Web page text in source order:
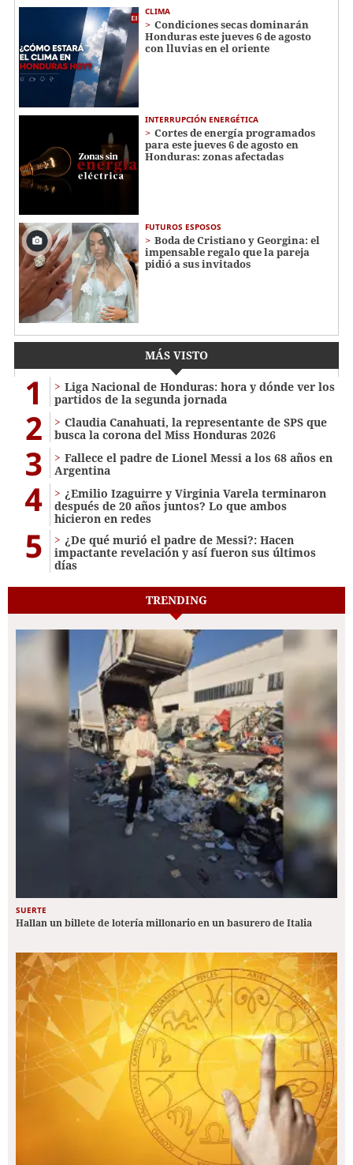
CLIMA
Condiciones secas dominarán
Honduras este jueves 6 de agosto
con lluvias en el oriente
INTERRUPCIÓN ENERGÉTICA
Cortes de energía programados
para este jueves 6 de agosto en
Honduras: zonas afectadas
FUTUROS ESPOSOS
Boda de Cristiano y Georgina: el
impensable regalo que la pareja
pidió a sus invitados
MÁS VISTO
1
Liga Nacional de Honduras: hora y dónde ver los
partidos de la segunda jornada
2
Claudia Canahuati, la representante de SPS que
busca la corona del Miss Honduras 2026
3
Fallece el padre de Lionel Messi a los 68 años en
Argentina
4
¿Emilio Izaguirre y Virginia Varela terminaron
después de 20 años juntos? Lo que ambos
hicieron en redes
5
¿De qué murió el padre de Messi?: Hacen
impactante revelación y así fueron sus últimos
días
TRENDING
SUERTE
Hallan un billete de lotería millonario en un basurero de Italia